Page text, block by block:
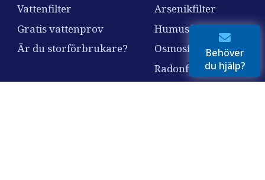
Vattenfilter
Gratis vattenprov
Är du storförbrukare?
Arsenikfilter
Humusfilter
Osmosfilter
Radonfilter
Behöver
du hjälp?